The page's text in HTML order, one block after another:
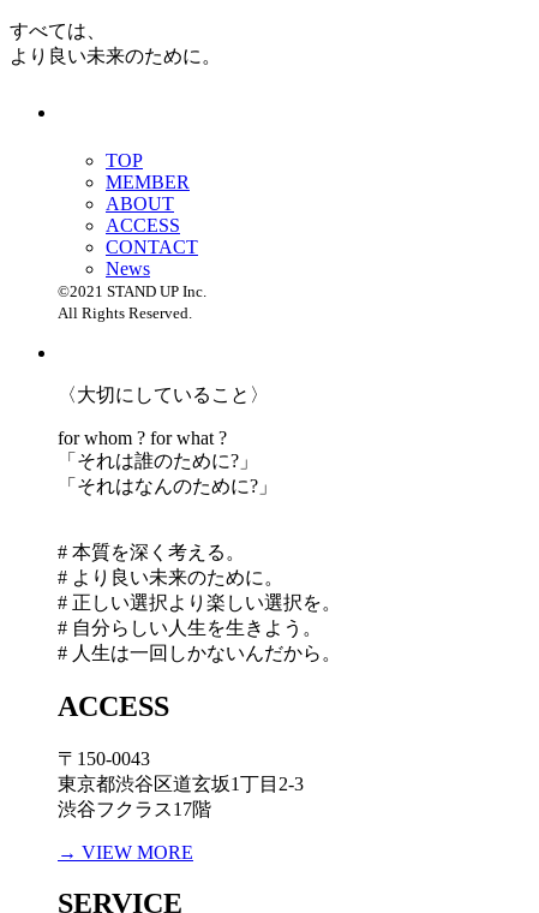
すべては、
より良い未来のために。
TOP
MEMBER
ABOUT
ACCESS
CONTACT
News
©2021 STAND UP Inc.
All Rights Reserved.
〈大切にしていること〉
for whom ? for what ?
「 それは誰のために?」
「 それはなんのために?」
# 本質を深く考える。
# より良い未来のために。
# 正しい選択より楽しい選択を。
# 自分らしい人生を生きよう。
# 人生は一回しかないんだから。
ACCESS
〒150-0043
東京都渋谷区道玄坂1丁目2-3
渋谷フクラス17階
→ VIEW MORE
SERVICE